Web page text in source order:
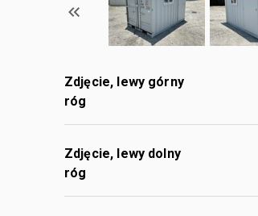
Zdjęcie, lewy górny
róg
Zdjęcie, lewy dolny
róg